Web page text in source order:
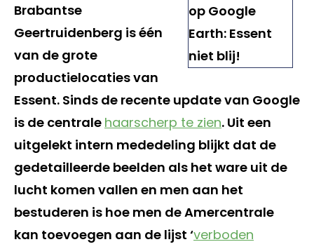
Brabantse
Geertruidenberg is één
van de grote
productielocaties van
Essent. Sinds de recente update van Google
is de centrale haarscherp te zien. Uit een
uitgelekt intern mededeling blijkt dat de
gedetailleerde beelden als het ware uit de
lucht komen vallen en men aan het
bestuderen is hoe men de Amercentrale
kan toevoegen aan de lijst ‘verboden